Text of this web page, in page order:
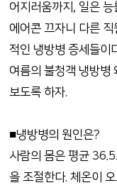
어지러움까지, 일은
에어콘 끄자니 다른
적인 냉방병 증세들이
여름의 불청객 냉방병
보도록 하자.
■냉방병의 원인은?
사람의 몸은 평균
을 조절한다. 체온이